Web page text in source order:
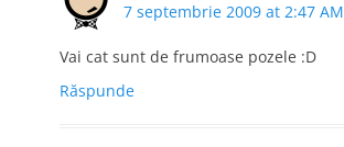
7 septembrie 2009 at 2:47 AM
Vai cat sunt de frumoase pozele :D
Răspunde